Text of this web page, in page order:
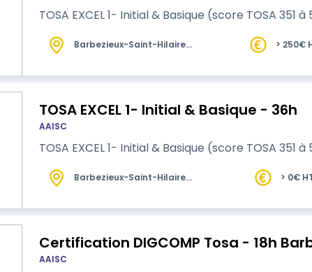
TOSA EXCEL 1- Initial & Basique (score TOSA 351 à
Barbezieux-Saint-Hilaire
> 250€
TOSA EXCEL 1- Initial & Basique - 36h
AAISC
TOSA EXCEL 1- Initial & Basique (score TOSA 351 à
Barbezieux-Saint-Hilaire
> 0€
Certification DIGCOMP Tosa - 18h
AAISC